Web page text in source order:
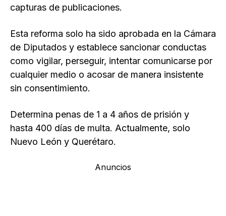
capturas de publicaciones.
Esta reforma solo ha sido aprobada en la Cámara
de Diputados y establece sancionar conductas
como vigilar, perseguir, intentar comunicarse por
cualquier medio o acosar de manera insistente
sin consentimiento.
Determina penas de 1 a 4 años de prisión y
hasta 400 días de multa. Actualmente, solo
Nuevo León y Querétaro.
Anuncios